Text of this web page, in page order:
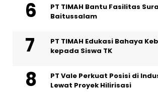
PT TIMAH Bantu Fasilitas
Baitussalam
PT TIMAH Edukasi Bahaya
kepada Siswa TK
PT Vale Perkuat Posisi di
Lewat Proyek Hilirisasi